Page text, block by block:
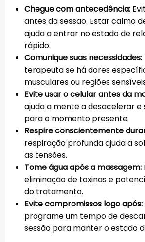
Chegue com antecedência:
antes da sessão. Estar calmo
ajuda a entrar no estado de
rápido.
Comunique suas necessidades:
terapeuta se há dores
musculares ou regiões
Evite usar o celular antes da
ajuda a mente a desacelerar
para o momento presente.
Respire conscientemente
respiração profunda ajuda a
as tensões.
Tome água após a massagem:
eliminação de toxinas e
do tratamento.
Evite compromissos logo após:
programe um tempo de
sessão para manter o estado